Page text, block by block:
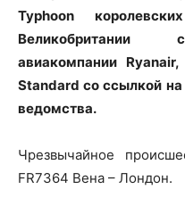
Typhoon
Великобритании
авиакомпании
Standard со ссылкой
ведомства.
Чрезвычайное
FR7364 Вена – Лондон.